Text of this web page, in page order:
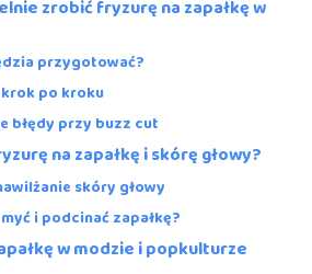
zrobić fryzurę na zapałkę w
przygotować?
po kroku
błędy przy buzz cut
na zapałkę i skórę głowy?
skóry głowy
i podcinać zapałkę?
w modzie i popkulturze